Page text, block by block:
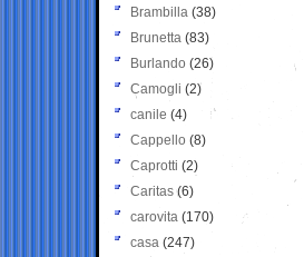
Brambilla (38)
Brunetta (83)
Burlando (26)
Camogli (2)
canile (4)
Cappello (8)
Caprotti (2)
Caritas (6)
carovita (170)
casa (247)